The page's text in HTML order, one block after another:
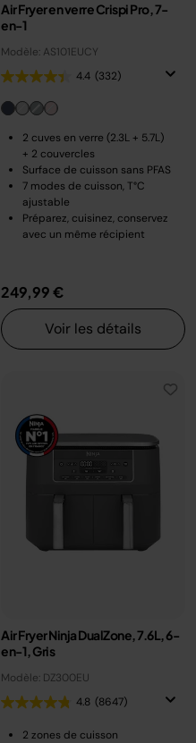
Air Fryer en verre Crispi Pro, 7-
en-1
Modèle: AS101EUCY
4.4 (332)
2 cuves en verre (2.3L + 5.7L)
+ 2 couvercles
Surface de cuisson sans PFAS
7 modes de cuisson, T°C
ajustable
Préparez, cuisinez, conservez
avec un même récipient
249,99 €
Voir les détails
Air Fryer Ninja DualZone, 7.6L, 6-
en-1, Gris
Modèle: DZ300EU
4.8 (8647)
2 zones de cuisson